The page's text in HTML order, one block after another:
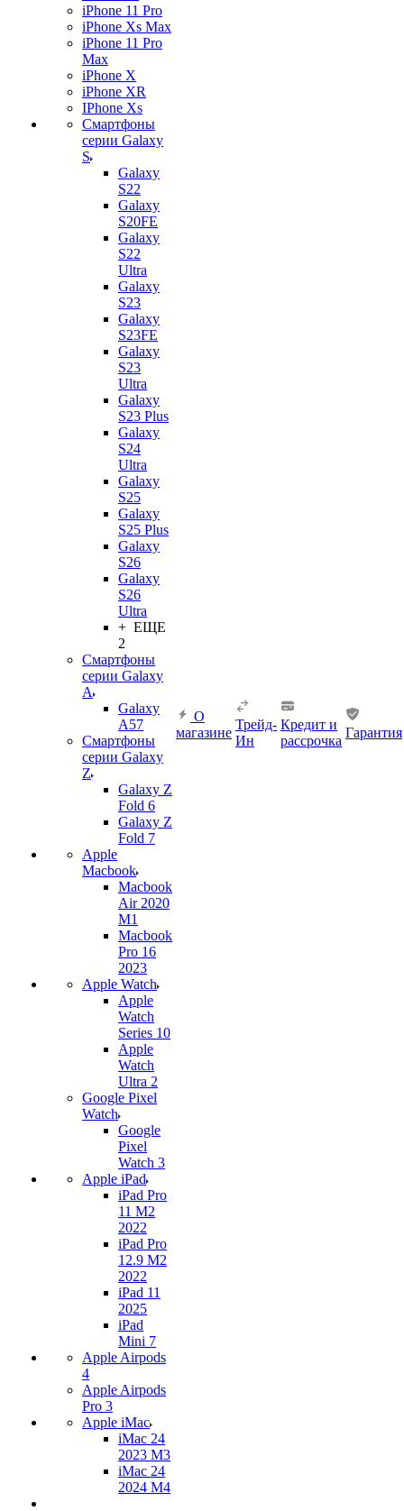
iPhone 11 Pro
iPhone Xs Max
iPhone 11 Pro
Max
iPhone X
iPhone XR
IPhone Xs
Смартфоны
серии Galaxy
S
Galaxy
S22
Galaxy
S20FE
Galaxy
S22
Ultra
Galaxy
S23
Galaxy
S23FE
Galaxy
S23
Ultra
Galaxy
S23 Plus
Galaxy
S24
Ultra
Galaxy
S25
Galaxy
S25 Plus
Galaxy
S26
Galaxy
S26
Ultra
+ ЕЩЕ
2
Смартфоны
серии Galaxy
A
Galaxy
A57
Смартфоны
серии Galaxy
Z
Galaxy Z
Fold 6
Galaxy Z
Fold 7
Apple
Macbook
Macbook
Air 2020
M1
Macbook
Pro 16
2023
Apple Watch
Apple
Watch
Series 10
Apple
Watch
Ultra 2
Google Pixel
Watch
Google
Pixel
Watch 3
Apple iPad
iPad Pro
11 M2
2022
iPad Pro
12.9 M2
2022
iPad 11
2025
iPad
Mini 7
Apple Airpods
4
Apple Airpods
Pro 3
Apple iMac
iMac 24
2023 M3
iMac 24
2024 M4
О
магазине
Трейд-
Ин
Кредит и
рассрочка
Гарантия